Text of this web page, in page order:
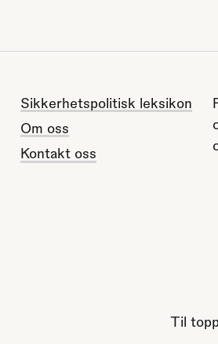
Sikkerhetspolitisk leksikon
Om oss
Kontakt oss
Til